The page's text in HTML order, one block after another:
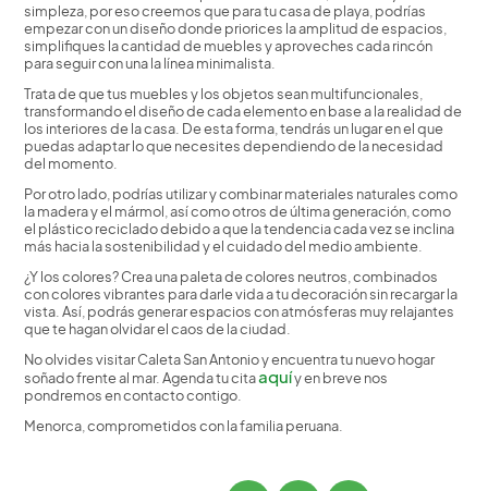
simpleza, por eso creemos que para tu casa de playa, podrías
empezar con un diseño donde priorices la amplitud de espacios,
simplifiques la cantidad de muebles y aproveches cada rincón
para seguir con una la línea minimalista.
Trata de que tus muebles y los objetos sean multifuncionales,
transformando el diseño de cada elemento en base a la realidad de
los interiores de la casa. De esta forma, tendrás un lugar en el que
puedas adaptar lo que necesites dependiendo de la necesidad
del momento.
Por otro lado, podrías utilizar y combinar materiales naturales como
la madera y el mármol, así como otros de última generación, como
el plástico reciclado debido a que la tendencia cada vez se inclina
más hacia la sostenibilidad y el cuidado del medio ambiente.
¿Y los colores? Crea una paleta de colores neutros, combinados
con colores vibrantes para darle vida a tu decoración sin recargar la
vista. Así, podrás generar espacios con atmósferas muy relajantes
que te hagan olvidar el caos de la ciudad.
No olvides visitar Caleta San Antonio y encuentra tu nuevo hogar
soñado frente al mar. Agenda tu citaaquíy en breve nos
pondremos en contacto contigo.
Menorca, comprometidos con la familia peruana.